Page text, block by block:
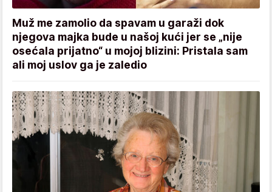
Muž me zamolio da spavam u garaži dok
njegova majka bude u našoj kući jer se „nije
osećala prijatno“ u mojoj blizini: Pristala sam
ali moj uslov ga je zaledio